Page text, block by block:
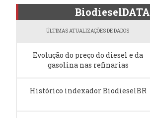
BiodieselDATA
ÚLTIMAS ATUALIZAÇÕES DE DADOS
Evolução do preço do diesel e da
gasolina nas refinarias
Histórico indexador BiodieselBR